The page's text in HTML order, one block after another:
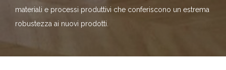
materiali e processi produttivi che conferiscono un estrema
robustezza ai nuovi prodotti.